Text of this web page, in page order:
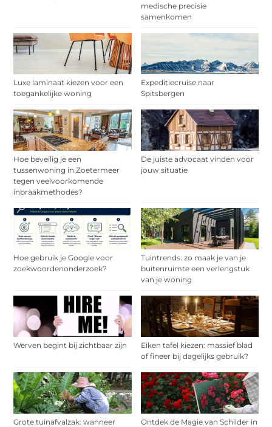
medische precisie
samenkomen
Luxe laminaat kiezen voor een
toegankelijke woning
Expeditiecruise naar
Spitsbergen
Hoe beveilig je een
tussenwoning in Zoetermeer
tegen veelvoorkomende
inbraakmethodes?
De juiste advocaat vinden voor
jouw situatie
Hoe gebruik je Google voor
zoekwoordenonderzoek?
Tuintrends: zo maak je van je
buitenruimte een verlengstuk
van je woning
Werven begint bij zichtbaar zijn
Eiken tafel kiezen: massief blad
of fineer bij dagelijks gebruik?
Grote tuinafvalzak: wanneer
Ontdek de Magie van Schilder in